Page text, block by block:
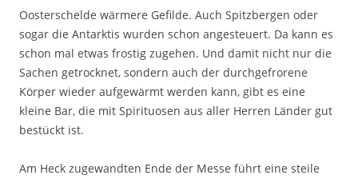
Oosterschelde wärmere Gefilde. Auch Spitzbergen oder
sogar die Antarktis wurden schon angesteuert. Da kann es
schon mal etwas frostig zugehen. Und damit nicht nur die
Sachen getrocknet, sondern auch der durchgefrorene
Körper wieder aufgewärmt werden kann, gibt es eine
kleine Bar, die mit Spirituosen aus aller Herren Länder gut
bestückt ist.
Am Heck zugewandten Ende der Messe führt eine steile